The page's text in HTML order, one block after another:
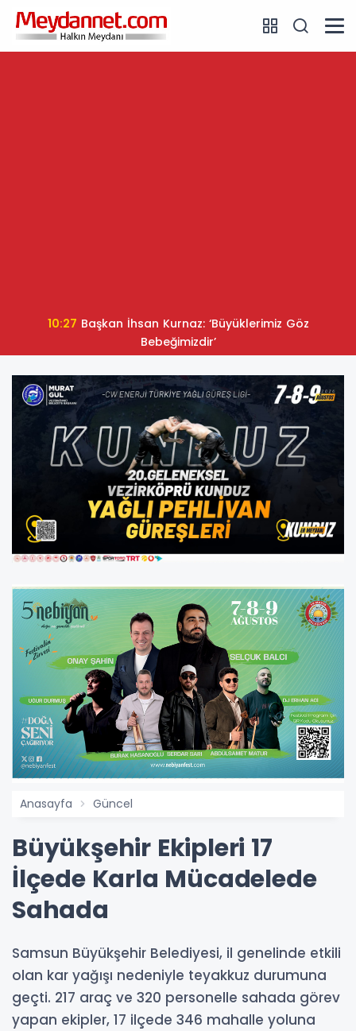
10:27
Bebeğimizdir’
Anasayfa Güncel
Büyükşehir Ekipleri 17
İlçede Karla Mücadelede
Sahada
Samsun Büyükşehir Belediyesi, il genelinde etkili
olan kar yağışı nedeniyle teyakkuz durumuna
geçti. 217 araç ve 320 personelle sahada görev
yapan ekipler, 17 ilçede 346 mahalle yoluna